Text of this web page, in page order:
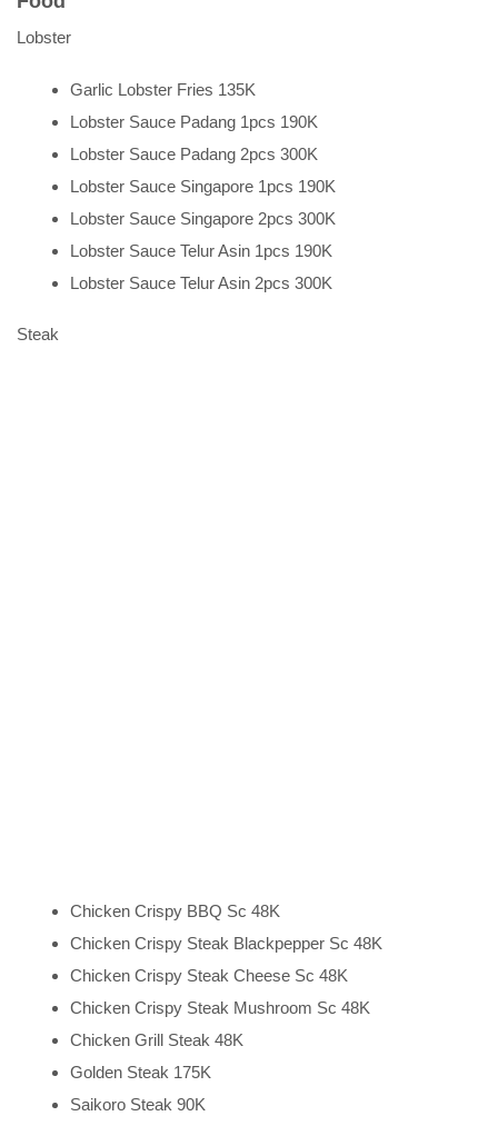
Lobster
Garlic Lobster Fries 135K
Lobster Sauce Padang 1pcs 190K
Lobster Sauce Padang 2pcs 300K
Lobster Sauce Singapore 1pcs 190K
Lobster Sauce Singapore 2pcs 300K
Lobster Sauce Telur Asin 1pcs 190K
Lobster Sauce Telur Asin 2pcs 300K
Steak
Chicken Crispy BBQ Sc 48K
Chicken Crispy Steak Blackpepper Sc 48K
Chicken Crispy Steak Cheese Sc 48K
Chicken Crispy Steak Mushroom Sc 48K
Chicken Grill Steak 48K
Golden Steak 175K
Saikoro Steak 90K